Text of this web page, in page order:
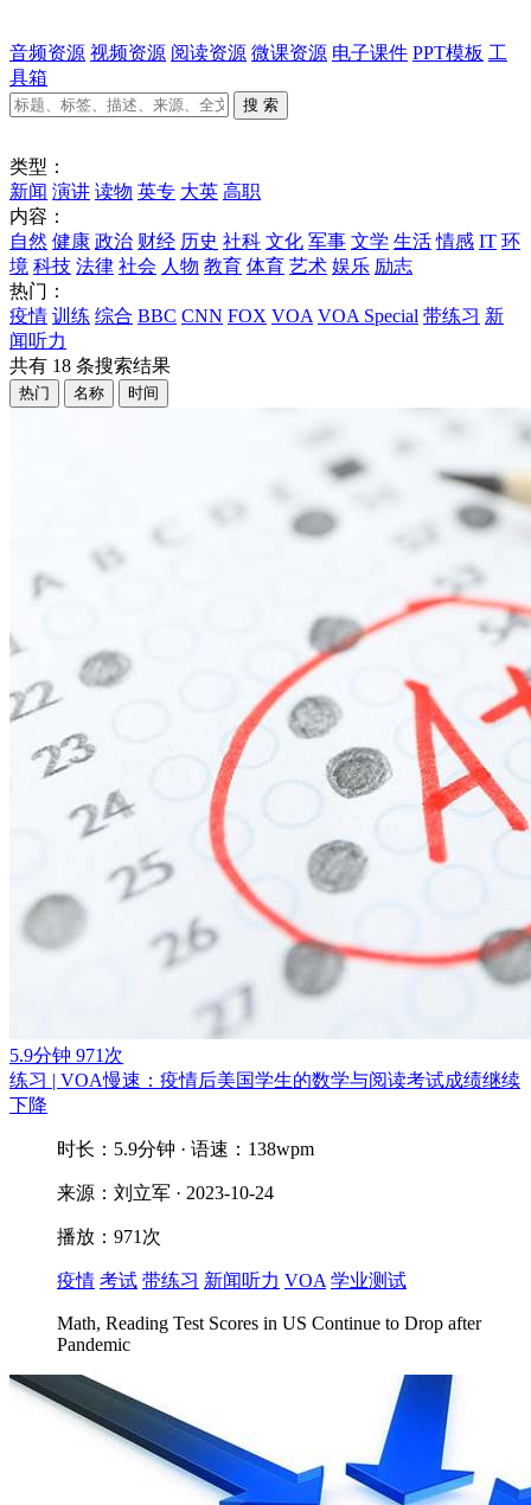
音频资源 视频资源 阅读资源 微课资源 电子课件 PPT模板 工
具箱
搜 索
类型：
新闻 演讲 读物 英专 大英 高职
内容：
自然 健康 政治 财经 历史 社科 文化 军事 文学 生活 情感 IT 环
境 科技 法律 社会 人物 教育 体育 艺术 娱乐 励志
热门：
疫情 训练 综合 BBC CNN FOX VOA VOA Special 带练习 新
闻听力
共有 18 条搜索结果
热门 名称 时间
5.9分钟 971次
练习 | VOA慢速：疫情后美国学生的数学与阅读考试成绩继续
下降
时长：5.9分钟 · 语速：138wpm
来源：刘立军 · 2023-10-24
播放：971次
疫情 考试 带练习 新闻听力 VOA 学业测试
Math, Reading Test Scores in US Continue to Drop after
Pandemic